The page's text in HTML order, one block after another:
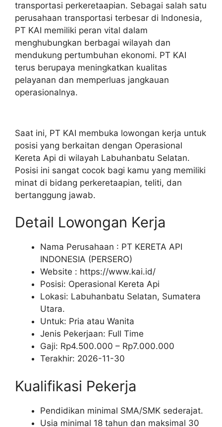
transportasi perkeretaapian. Sebagai salah satu
perusahaan transportasi terbesar di Indonesia,
PT KAI memiliki peran vital dalam
menghubungkan berbagai wilayah dan
mendukung pertumbuhan ekonomi. PT KAI
terus berupaya meningkatkan kualitas
pelayanan dan memperluas jangkauan
operasionalnya.
Saat ini, PT KAI membuka lowongan kerja untuk
posisi yang berkaitan dengan Operasional
Kereta Api di wilayah Labuhanbatu Selatan.
Posisi ini sangat cocok bagi kamu yang memiliki
minat di bidang perkeretaapian, teliti, dan
bertanggung jawab.
Detail Lowongan Kerja
Nama Perusahaan : PT KERETA API
INDONESIA (PERSERO)
Website : https://www.kai.id/
Posisi: Operasional Kereta Api
Lokasi: Labuhanbatu Selatan, Sumatera
Utara.
Untuk: Pria atau Wanita
Jenis Pekerjaan: Full Time
Gaji: Rp4.500.000 – Rp7.000.000
Terakhir: 2026-11-30
Kualifikasi Pekerja
Pendidikan minimal SMA/SMK sederajat.
Usia minimal 18 tahun dan maksimal 30